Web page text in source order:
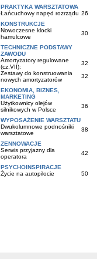
PRAKTYKA WARSZTATOWA
Łańcuchowy napęd rozrządu 26
KONSTRUKCJE
Nowoczesne klocki
hamulcowe
30
TECHNICZNE PODSTAWY
ZAWODU
Amortyzatory regulowane
(cz.VII):
32
Zestawy do konstruowania
nowych amortyzatorów
32
EKONOMIA, BIZNES,
MARKETING
Użytkownicy olejów
silnikowych w Polsce
36
WYPOSAŻENIE WARSZTATU
Dwukolumnowe podnośniki
warsztatowe
38
ZENNOWACJE
Serwis przyjazny dla
operatora
42
PSYCHOINSPIRACJE
Życie na autopilocie
50